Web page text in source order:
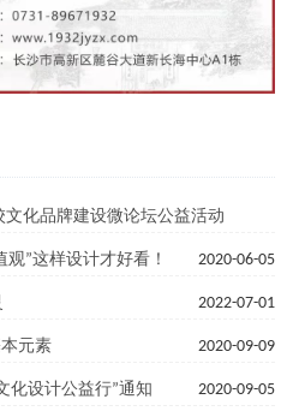
化品牌建设微论坛公益活动
2021-03-06
”这样设计才好看！ 2020-06-05
2022-07-01
元素 2020-09-09
化设计公益行”通知 2020-09-05